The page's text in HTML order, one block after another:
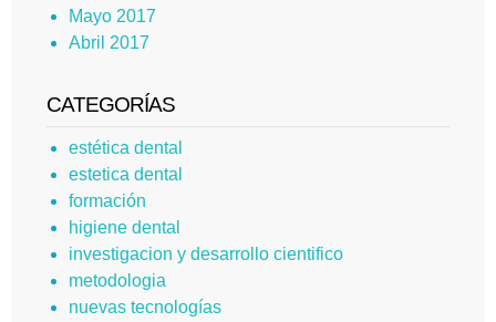
Mayo 2017
Abril 2017
CATEGORÍAS
estética dental
estetica dental
formación
higiene dental
investigacion y desarrollo cientifico
metodologia
nuevas tecnologías